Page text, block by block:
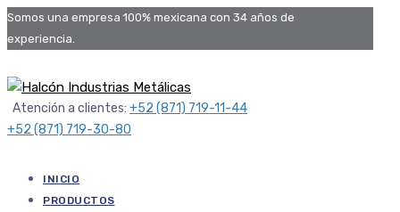
Somos una empresa 100% mexicana con 34 años de
experiencia.
Atención a clientes: +52 (871) 719-11-44
+52 (871) 719-30-80
INICIO
PRODUCTOS